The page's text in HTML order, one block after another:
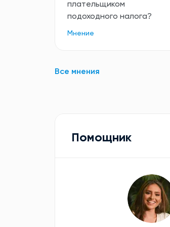
плательщиком
подоходного налога?
Мнение
Все мнения
Помощник